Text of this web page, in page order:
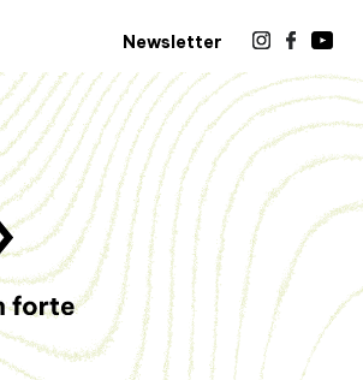
Newsletter